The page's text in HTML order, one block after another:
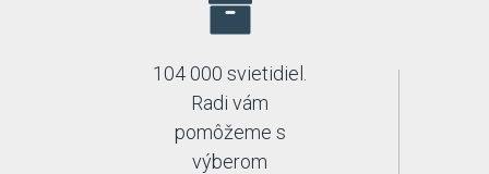
104 000 svietidiel.
Radi vám
pomôžeme s
výberom